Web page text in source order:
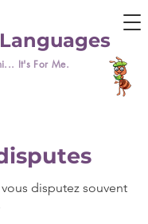
It's For Me.
disputez souvent